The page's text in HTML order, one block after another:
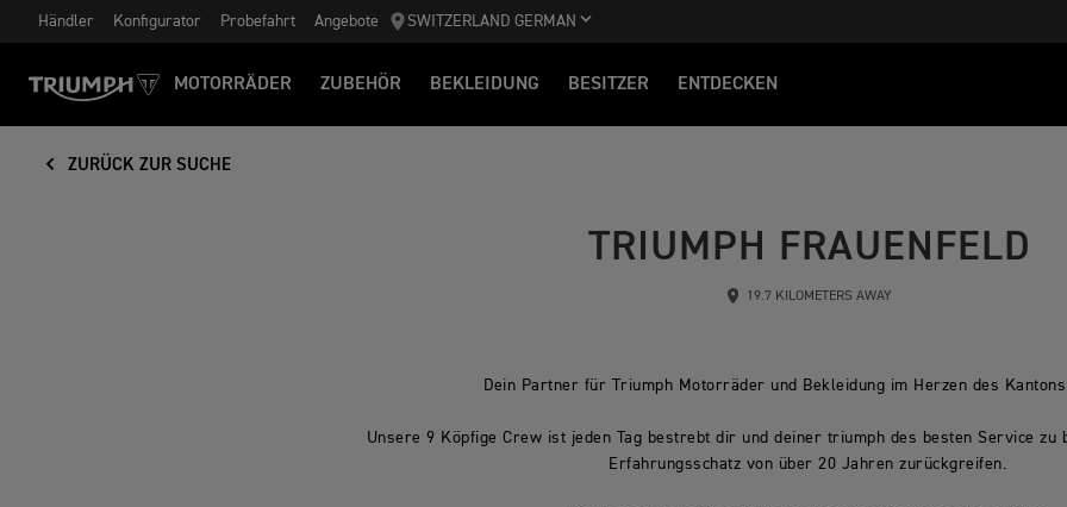
Händler Konfigurator Probefahrt Angebote SWITZERLAND GERMAN
MOTORRÄDER ZUBEHÖR BEKLEIDUNG BESITZER ENTDECKEN
ZURÜCK ZUR SUCHE
TRIUMPH FRAUENFELD
19.7 KILOMETERS AWAY
Dein Partner für Triumph Motorräder und Bekleidung im Herzen des
Unsere 9 Köpfige Crew ist jeden Tag bestrebt dir und deiner triumph des besten Service zu
Erfahrungsschatz von über 20 Jahren zurückgreifen.